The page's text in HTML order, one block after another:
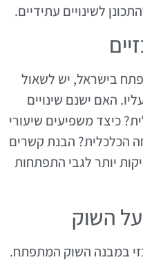
לשינויים עתידיים.
בישראל, יש לשאול
האם ישנם שינויים
כיצד משפיעים שיעורי
הכלכלית? הבנת קשרים
יותר לגבי התפתחות
על השוק
במבנה השוק המתפתח.